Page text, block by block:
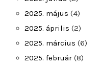
2025. május (4)
2025. április (2)
2025. március (6)
2025. február (8)